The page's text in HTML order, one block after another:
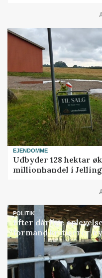
EJENDOMME
Udbyder 128 hektar
millionhandel i Jelling
POLITIK
Efter dårlige
formand kritiserer